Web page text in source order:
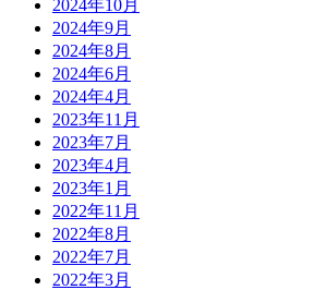
2024年10月
2024年9月
2024年8月
2024年6月
2024年4月
2023年11月
2023年7月
2023年4月
2023年1月
2022年11月
2022年8月
2022年7月
2022年3月